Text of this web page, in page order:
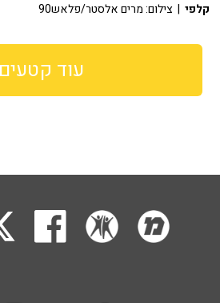
קלפי | צילום: מרים אלסטר/פלאש90
עוד קטעים